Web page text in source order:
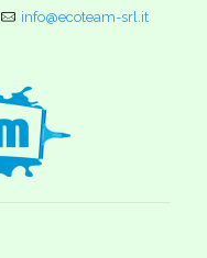
info@ecoteam-srl.it